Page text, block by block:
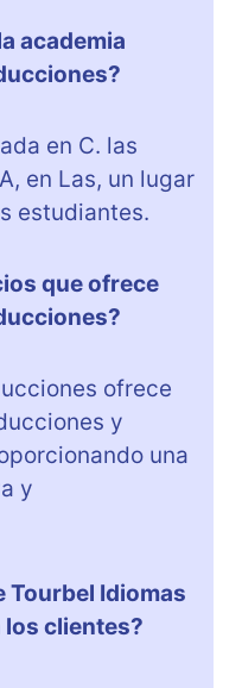
academia
en C. las
en Las, un lugar
estudiantes.
que ofrece
ofrece
y
una
y
Tourbel Idiomas
clientes?